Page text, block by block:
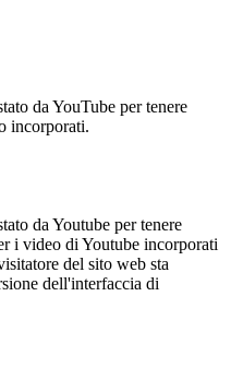
da YouTube per tenere
incorporati.
da Youtube per tenere
i video di Youtube incorporati
del sito web sta
dell'interfaccia di